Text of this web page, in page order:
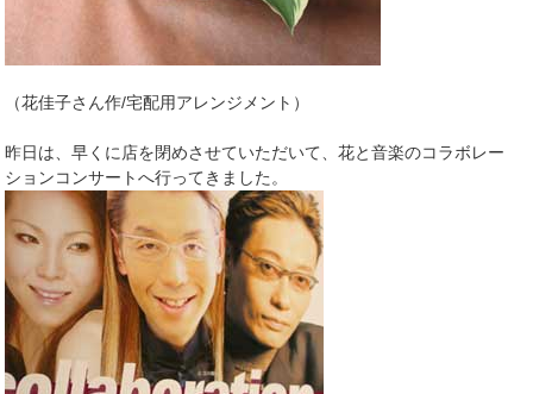
（花佳子さん作/宅配用アレンジメント）
昨日は、早くに店を閉めさせていただいて、花と音楽のコラボレー
ションコンサートへ行ってきました。